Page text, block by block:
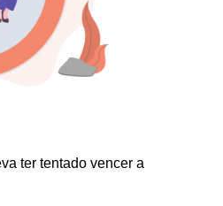
ter tentado vencer a